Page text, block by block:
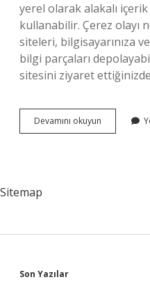
yerel olarak alakalı
kullanabilir. Çerez olayı
siteleri, bilgisayarınıza
bilgi parçaları
sitesini ziyaret
Devamını okuyun
Ne
Sitemap
Sidebar
Son Yazılar